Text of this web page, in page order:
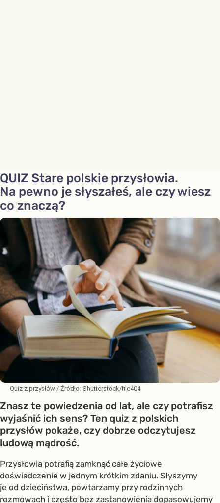
QUIZ Stare polskie przysłowia.
Na pewno je słyszałeś, ale czy wiesz
co znaczą?
Quiz z przysłów / Źródło: Shutterstock/file404
Znasz te powiedzenia od lat, ale czy potrafisz
wyjaśnić ich sens? Ten quiz z polskich
przysłów pokaże, czy dobrze odczytujesz
ludową mądrość.
Przysłowia potrafią zamknąć całe życiowe
doświadczenie w jednym krótkim zdaniu. Słyszymy
je od dzieciństwa, powtarzamy przy rodzinnych
rozmowach i często bez zastanowienia dopasowujemy